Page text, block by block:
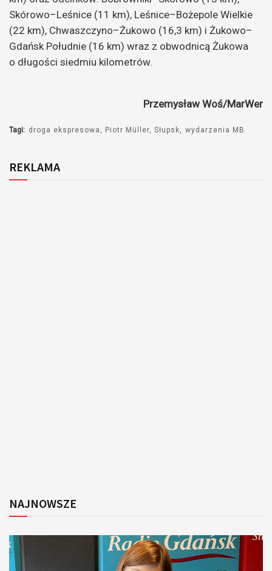
Skórowo–Leśnice (11 km), Leśnice–Bożepole Wielkie
(22 km), Chwaszczyno–Żukowo (16,3 km) i Żukowo–
Gdańsk Południe (16 km) wraz z obwodnicą Żukowa
o długości siedmiu kilometrów.
Przemysław Woś/MarWer
Tagi: droga ekspresowa Piotr Müller Słupsk wydarzenia MB
REKLAMA
NAJNOWSZE